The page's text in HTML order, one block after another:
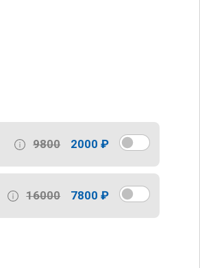
9800 2000 ₽
16000 7800 ₽